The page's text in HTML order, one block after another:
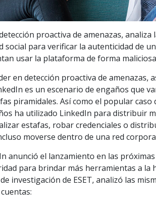
proactiva de amenazas,
social para verificar la autenticidad de
usar la plataforma de forma
en detección proactiva de amenazas,
es un escenario de engaños que
piramidales. Así como el popular
ha utilizado LinkedIn para distribuir
estafas, robar credenciales o
moverse dentro de una red
anunció el lanzamiento en las
para brindar más herramientas a la
investigación de ESET, analizó las